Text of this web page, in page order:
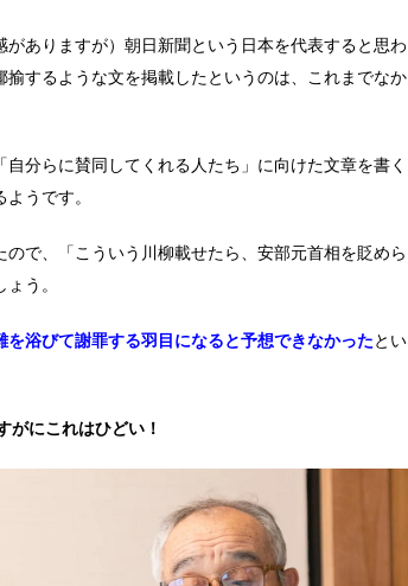
ありますが）朝日新聞という日本を代表すると思わ
するような文を掲載したというのは、これまでなか
分らに賛同してくれる人たち」に向けた文章を書く
うです。
で、「こういう川柳載せたら、安部元首相を貶めら
う。
を浴びて謝罪する羽目になると予想できなかったとい
がにこれはひどい！